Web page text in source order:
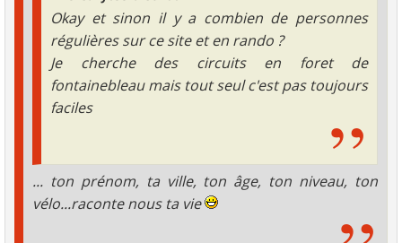
Okay et sinon il y a combien de personnes
régulières sur ce site et en rando ?
Je cherche des circuits en foret de
fontainebleau mais tout seul c'est pas toujours
faciles
... ton prénom, ta ville, ton âge, ton niveau, ton
vélo...raconte nous ta vie